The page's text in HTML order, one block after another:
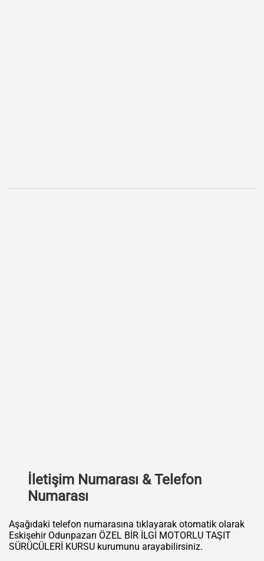
İletişim Numarası & Telefon
Numarası
Aşağıdaki telefon numarasına tıklayarak otomatik olarak
Eskişehir Odunpazarı ÖZEL BİR İLGİ MOTORLU TAŞIT
SÜRÜCÜLERİ KURSU kurumunu arayabilirsiniz.